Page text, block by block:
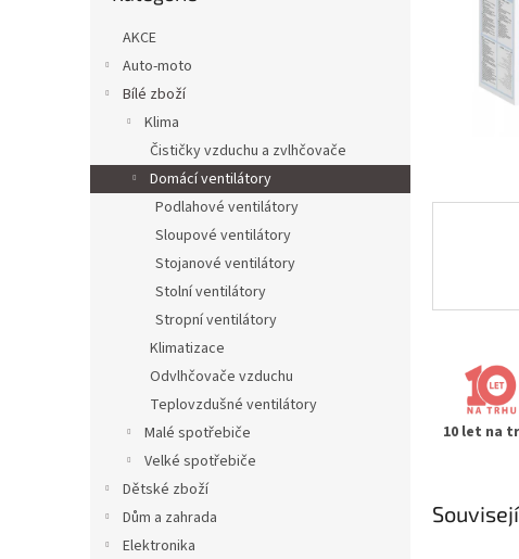
AKCE
Auto-moto
Bílé zboží
Klima
Čističky vzduchu a zvlhčovače
Domácí ventilátory
Podlahové ventilátory
Sloupové ventilátory
Stojanové ventilátory
Stolní ventilátory
Stropní ventilátory
Klimatizace
Odvlhčovače vzduchu
Teplovzdušné ventilátory
Malé spotřebiče
Velké spotřebiče
Dětské zboží
Dům a zahrada
Elektronika
10 let na